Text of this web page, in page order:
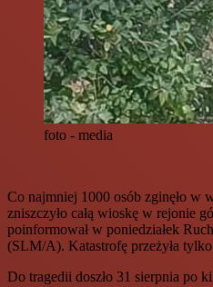
foto - media
Co najmniej 1000 osób zginęło w
zniszczyło całą wioskę w rejonie
poinformował w poniedziałek
(SLM/A). Katastrofę przeżyła tylko
Do tragedii doszło 31 sierpnia po